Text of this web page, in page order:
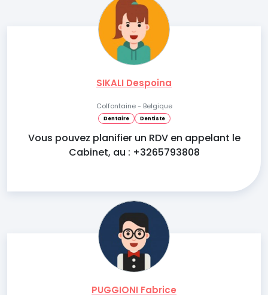
SIKALI Despoina
Colfontaine - Belgique
Dentaire Dentiste
Vous pouvez planifier un RDV en appelant le
Cabinet, au : +3265793808
PUGGIONI Fabrice